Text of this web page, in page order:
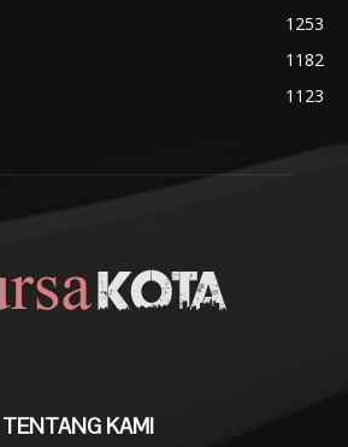
1253
1182
1123
TENTANG KAMI